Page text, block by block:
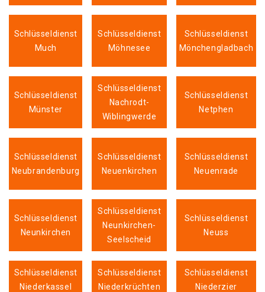
Schlüsseldienst
Much
Schlüsseldienst
Möhnesee
Schlüsseldienst
Mönchengladbach
Schlüsseldienst
Münster
Schlüsseldienst
Nachrodt-
Wiblingwerde
Schlüsseldienst
Netphen
Schlüsseldienst
Neubrandenburg
Schlüsseldienst
Neuenkirchen
Schlüsseldienst
Neuenrade
Schlüsseldienst
Neunkirchen
Schlüsseldienst
Neunkirchen-
Seelscheid
Schlüsseldienst
Neuss
Schlüsseldienst
Niederkassel
Schlüsseldienst
Niederkrüchten
Schlüsseldienst
Niederzier